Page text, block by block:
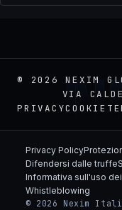
© 2026 NEXIM
VIA
PRIVACYCOOKIE
Privacy Policy
Difendersi dalle truffe
Informativa sull'uso
Whistleblowing
© 2026 Nexim